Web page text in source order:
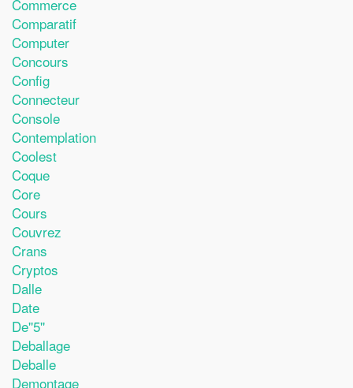
Commerce
Comparatif
Computer
Concours
Config
Connecteur
Console
Contemplation
Coolest
Coque
Core
Cours
Couvrez
Crans
Cryptos
Dalle
Date
De''5''
Deballage
Deballe
Demontage